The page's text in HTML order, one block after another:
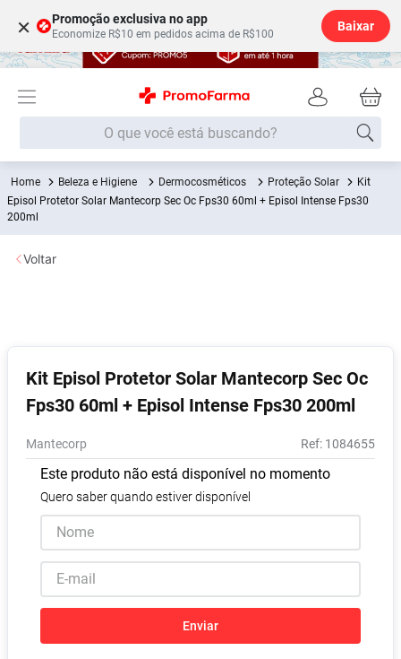
× Promoção exclusiva no app
Economize R$10 em pedidos acima de R$100
Baixar
O que você está buscando?
Beleza e Higiene Dermocosméticos Proteção Solar
Kit
Episol Protetor Solar Mantecorp Sec Oc Fps30 60ml + Episol Intense Fps30
200ml
Kit Episol Protetor Solar Mantecorp Sec Oc
Fps30 60ml + Episol Intense Fps30 200ml
Mantecorp : 1084655
Este produto não está disponível no momento
Quero saber quando estiver disponível
Enviar
Voltar
Termos mais buscados
Desodorante
9º Lavitan
10º Vitamina D